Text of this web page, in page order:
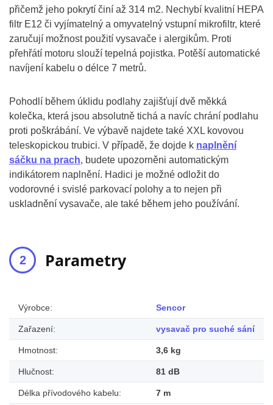
přičemž jeho pokrytí činí až 314 m2. Nechybí kvalitní HEPA
filtr E12 či vyjímatelný a omyvatelný vstupní mikrofiltr, které
zaručují možnost použití vysavače i alergikům. Proti
přehřátí motoru slouží tepelná pojistka. Potěší automatické
navíjení kabelu o délce 7 metrů.
Pohodlí během úklidu podlahy zajišťují dvě měkká
kolečka, která jsou absolutně tichá a navíc chrání podlahu
proti poškrábání. Ve výbavě najdete také XXL kovovou
teleskopickou trubici. V případě, že dojde k naplnění
sáčku na prach, budete upozorněni automatickým
indikátorem naplnění. Hadici je možné odložit do
vodorovné i svislé parkovací polohy a to nejen při
uskladnění vysavače, ale také během jeho používání.
Parametry
Výrobce: Sencor
Zařazení: vysavač pro suché sání
Hmotnost: 3,6 kg
Hlučnost: 81 dB
Délka přívodového kabelu: 7 m